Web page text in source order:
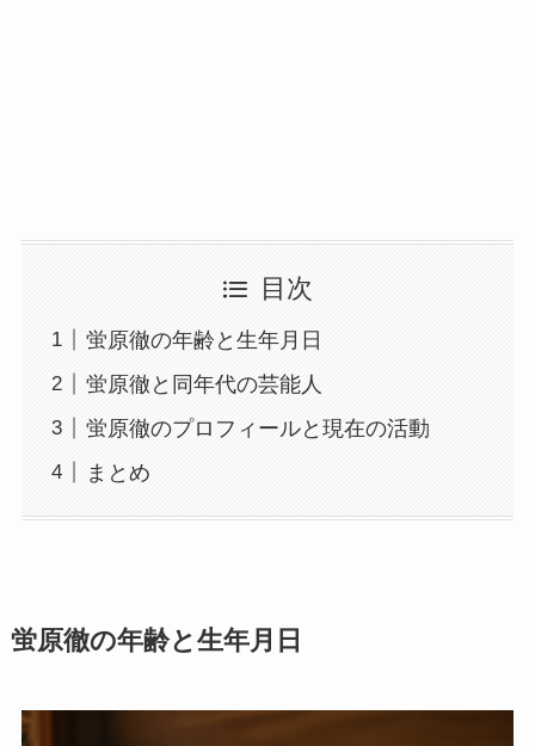
目次
蛍原徹の年齢と生年月日
蛍原徹と同年代の芸能人
蛍原徹のプロフィールと現在の活動
まとめ
蛍原徹の年齢と生年月日